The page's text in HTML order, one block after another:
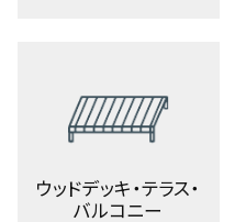
ウッドデッキ・テラス・
バルコニー